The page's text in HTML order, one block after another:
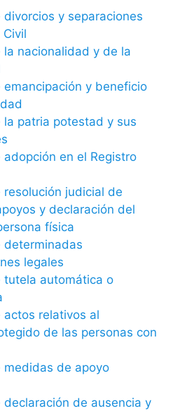
divorcios y separaciones
la nacionalidad y de la
emancipación y beneficio
la patria potestad y sus
adopción en el Registro
resolución judicial de
y declaración del
física
determinadas
legales
tutela automática o
actos relativos al
de las personas con
medidas de apoyo
declaración de ausencia y